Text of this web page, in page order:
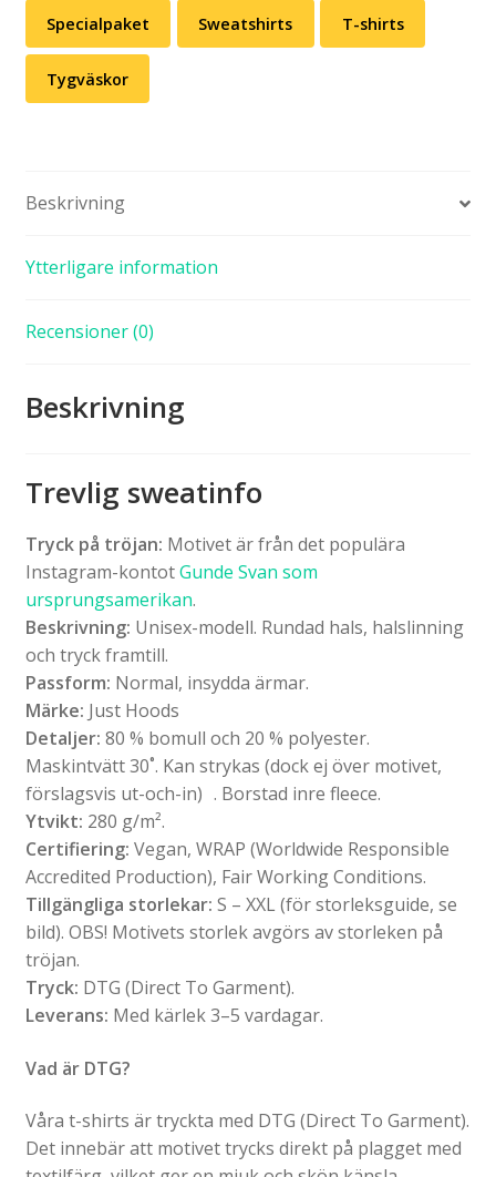
Specialpaket Sweatshirts T-shirts
Tygväskor
Beskrivning
Ytterligare information
Recensioner (0)
Beskrivning
Trevlig sweatinfo
Tryck på tröjan: Motivet är från det populära
Instagram-kontotGunde Svan som
ursprungsamerikan.
Beskrivning: Unisex-modell. Rundad hals, halslinning
och tryck framtill.
Passform: Normal, insydda ärmar.
Märke: Just Hoods
Detaljer: 80 % bomull och 20 % polyester.
Maskintvätt 30˚. Kan strykas (dock ej över motivet,
förslagsvis ut-och-in) . Borstad inre fleece.
Ytvikt: 280 g/m².
Certifiering: Vegan, WRAP (Worldwide Responsible
Accredited Production), Fair Working Conditions.
Tillgängliga storlekar: S – XXL (för storleksguide, se
bild). OBS! Motivets storlek avgörs av storleken på
tröjan.
Tryck: DTG (Direct To Garment).
Leverans: Med kärlek 3–5 vardagar.
Vad är DTG?
Våra t-shirts är tryckta med DTG (Direct To Garment).
Det innebär att motivet trycks direkt på plagget med